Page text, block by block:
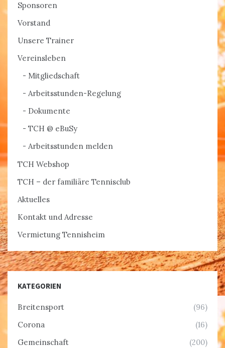
Sponsoren
Vorstand
Unsere Trainer
Vereinsleben
Mitgliedschaft
Arbeitsstunden-Regelung
Dokumente
TCH @ eBuSy
Arbeitsstunden melden
TCH Webshop
TCH – der familiäre Tennisclub
Aktuelles
Kontakt und Adresse
Vermietung Tennisheim
KATEGORIEN
Breitensport
(96)
Corona
(16)
Gemeinschaft
(200)